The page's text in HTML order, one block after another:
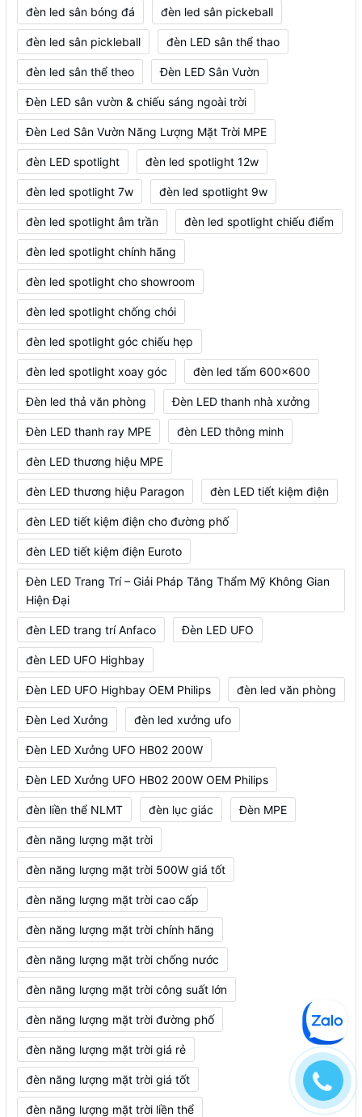
đèn led sân bóng đá đèn led sân pickeball
đèn led sân pickleball đèn LED sân thể thao
đèn led sân thể theo Đèn LED Sân Vườn
Đèn LED sân vườn & chiếu sáng ngoài trời
Đèn Led Sân Vườn Năng Lượng Mặt Trời MPE
đèn LED spotlight đèn led spotlight 12w
đèn led spotlight 7w đèn led spotlight 9w
đèn led spotlight âm trần đèn led spotlight chiếu điểm
đèn led spotlight chính hãng
đèn led spotlight cho showroom
đèn led spotlight chống chói
đèn led spotlight góc chiếu hẹp
đèn led spotlight xoay góc đèn led tấm 600x600
Đèn led thả văn phòng Đèn LED thanh nhà xưởng
Đèn LED thanh ray MPE đèn LED thông minh
đèn LED thương hiệu MPE
đèn LED thương hiệu Paragon đèn LED tiết kiệm điện
đèn LED tiết kiệm điện cho đường phố
đèn LED tiết kiệm điện Euroto
Đèn LED Trang Trí – Giải Pháp Tăng Thẩm Mỹ Không Gian
Hiện Đại
đèn LED trang trí Anfaco Đèn LED UFO
đèn LED UFO Highbay
Đèn LED UFO Highbay OEM Philips đèn led văn phòng
Đèn Led Xưởng đèn led xưởng ufo
Đèn LED Xưởng UFO HB02 200W
Đèn LED Xưởng UFO HB02 200W OEM Philips
đèn liền thể NLMT đèn lục giác Đèn MPE
đèn năng lượng mặt trời
đèn năng lượng mặt trời 500W giá tốt
đèn năng lượng mặt trời cao cấp
đèn năng lượng mặt trời chính hãng
đèn năng lượng mặt trời chống nước
đèn năng lượng mặt trời công suất lớn
đèn năng lượng mặt trời đường phố
đèn năng lượng mặt trời giá rẻ
đèn năng lượng mặt trời giá tốt
đèn năng lượng mặt trời liền thể